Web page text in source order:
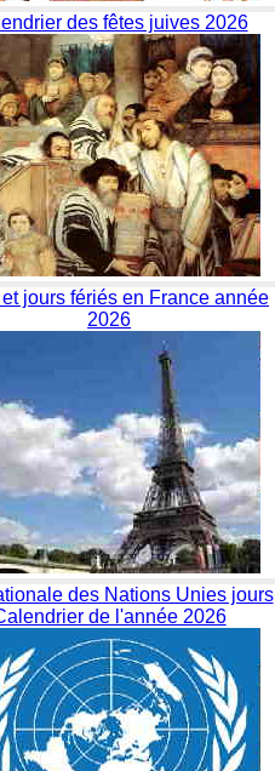
des fêtes juives 2026
et jours fériés en France année
2026
des Nations Unies jours
de l'année 2026